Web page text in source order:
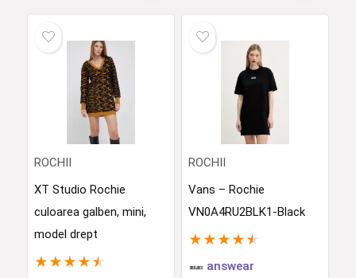
ROCHII
XT Studio Rochie
culoarea galben, mini,
model drept
★ ★ ★ ★ ★
ROCHII
Vans – Rochie
VN0A4RU2BLK1-Black
★ ★ ★ ★ ★
answear